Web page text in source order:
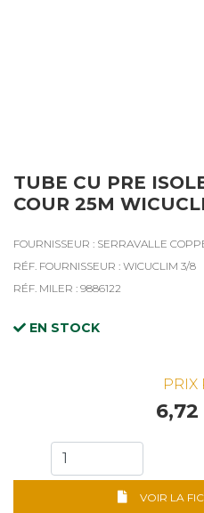
TUBE CU PRE
COUR 25M
FOURNISSEUR : SERRAVALLE
RÉF. FOURNISSEUR : WICUCLIM 3/8
RÉF. MILER : 9886122
EN STOCK
PRIX
VOIR LA